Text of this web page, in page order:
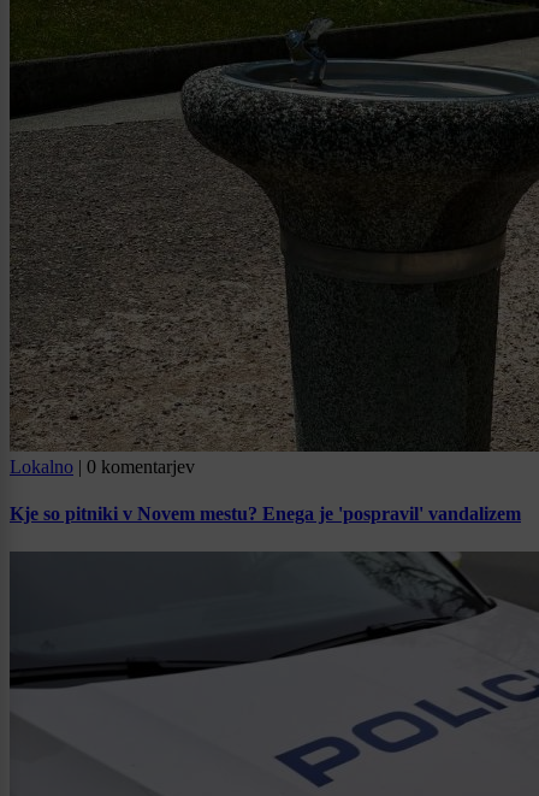
Lokalno | 0 komentarjev
Kje so pitniki v Novem mestu? Enega je 'pospravil' vandalizem